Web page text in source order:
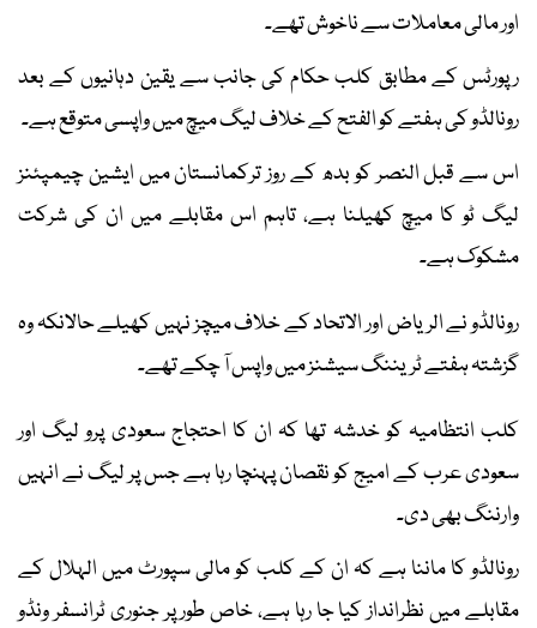
اور مالی معاملات سے ناخوش تھے۔
رپورٹس کے مطابق کلب حکام کی جانب سے یقین دہانیوں کے بعد
رونالڈو کی ہفتے کو الفتح کے خلاف لیگ میچ میں واپسی متوقع ہے۔
اس سے قبل النصر کو بدھ کے روز ترکمانستان میں ایشین چیمپئنز
لیگ ٹو کا میچ کھیلنا ہے، تاہم اس مقابلے میں ان کی شرکت
مشکوک ہے۔
رونالڈو نے الریاض اور الاتحاد کے خلاف میچز نہیں کھیلے حالانکہ وہ
گزشتہ ہفتے ٹریننگ سیشنز میں واپس آ چکے تھے۔
کلب انتظامیہ کو خدشہ تھا کہ ان کا احتجاج سعودی پرو لیگ اور
سعودی عرب کے امیج کو نقصان پہنچا رہا ہے جس پر لیگ نے انہیں
وارننگ بھی دی۔
رونالڈو کا ماننا ہے کہ ان کے کلب کو مالی سپورٹ میں الہلال کے
مقابلے میں نظرانداز کیا جا رہا ہے، خاص طور پر جنوری ٹرانسفر ونڈو